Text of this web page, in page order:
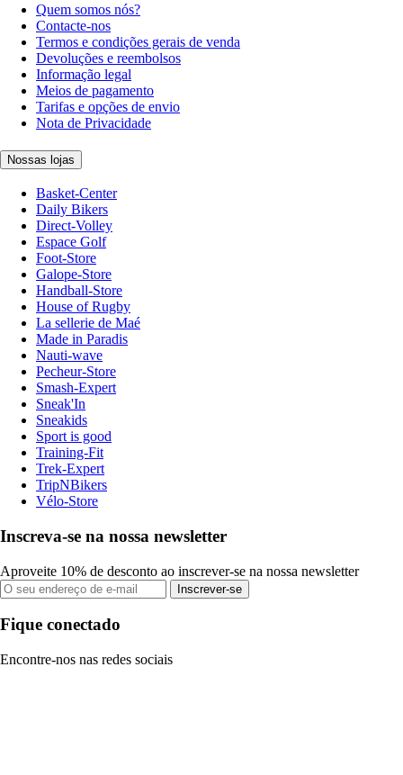
Quem somos nós?
Contacte-nos
Termos e condições gerais de venda
Devoluções e reembolsos
Informação legal
Meios de pagamento
Tarifas e opções de envio
Nota de Privacidade
Nossas lojas
Basket-Center
Daily Bikers
Direct-Volley
Espace Golf
Foot-Store
Galope-Store
Handball-Store
House of Rugby
La sellerie de Maé
Made in Paradis
Nauti-wave
Pecheur-Store
Smash-Expert
Sneak'In
Sneakids
Sport is good
Training-Fit
Trek-Expert
TripNBikers
Vélo-Store
Inscreva-se na nossa newsletter
Aproveite 10% de desconto ao inscrever-se na nossa newsletter
Inscrever-se
Fique conectado
Encontre-nos nas redes sociais